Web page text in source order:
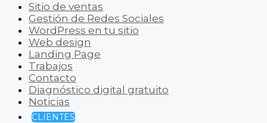
Sitio de ventas
Gestión de Redes Sociales
WordPress en tu sitio
Web design
Landing Page
Trabajos
Contacto
Diagnóstico digital gratuito
Noticias
CLIENTES